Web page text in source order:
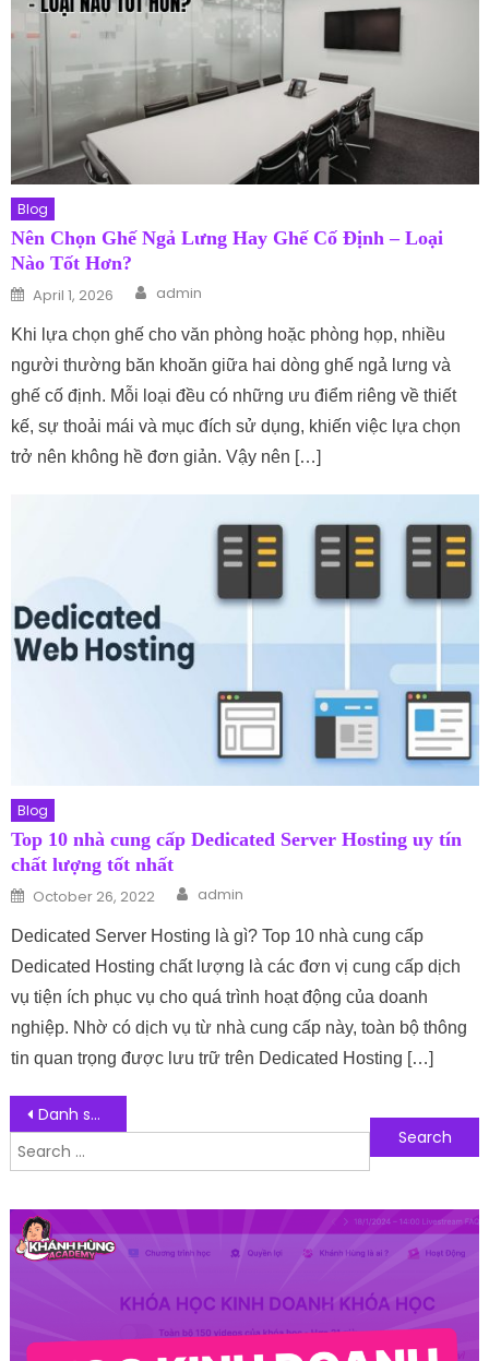
Blog
Nên Chọn Ghế Ngả Lưng Hay Ghế Cố Định – Loại
Nào Tốt Hơn?
Posted on
April 1, 2026 Author
admin
Khi lựa chọn ghế cho văn phòng hoặc phòng họp, nhiều
người thường băn khoăn giữa hai dòng ghế ngả lưng và
ghế cố định. Mỗi loại đều có những ưu điểm riêng về thiết
kế, sự thoải mái và mục đích sử dụng, khiến việc lựa chọn
trở nên không hề đơn giản. Vậy nên […]
Blog
Top 10 nhà cung cấp Dedicated Server Hosting uy tín
chất lượng tốt nhất
Posted on
October 26, 2022 Author
admin
Dedicated Server Hosting là gì? Top 10 nhà cung cấp
Dedicated Hosting chất lượng là các đơn vị cung cấp dịch
vụ tiện ích phục vụ cho quá trình hoạt động của doanh
nghiệp. Nhờ có dịch vụ từ nhà cung cấp này, toàn bộ thông
tin quan trọng được lưu trữ trên Dedicated Hosting […]
Post navigation
Danh sách 10 hệ quản trị cơ sở dữ liệu phổ biến nhất
Search for:
Follow